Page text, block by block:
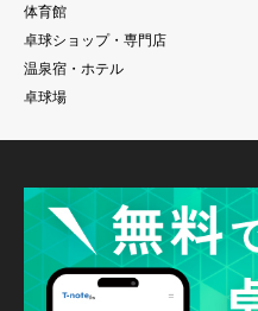
体育館
卓球ショップ・専門店
温泉宿・ホテル
卓球場